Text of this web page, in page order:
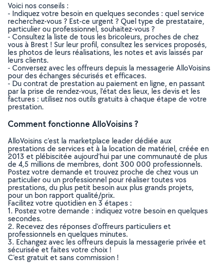
Voici nos conseils :
- Indiquez votre besoin en quelques secondes : quel service
recherchez-vous ? Est-ce urgent ? Quel type de prestataire,
particulier ou professionnel, souhaitez-vous ?
- Consultez la liste de tous les bricoleurs, proches de chez
vous à Brest ! Sur leur profil, consultez les services proposés,
les photos de leurs réalisations, les notes et avis laissés par
leurs clients.
- Conversez avec les offreurs depuis la messagerie AlloVoisins
pour des échanges sécurisés et efficaces.
- Du contrat de prestation au paiement en ligne, en passant
par la prise de rendez-vous, l’état des lieux, les devis et les
factures : utilisez nos outils gratuits à chaque étape de votre
prestation.
Comment fonctionne AlloVoisins ?
AlloVoisins c’est la marketplace leader dédiée aux
prestations de services et à la location de matériel, créée en
2013 et plébiscitée aujourd’hui par une communauté de plus
de 4,5 millions de membres, dont 300 000 professionnels.
Postez votre demande et trouvez proche de chez vous un
particulier ou un professionnel pour réaliser toutes vos
prestations, du plus petit besoin aux plus grands projets,
pour un bon rapport qualité/prix.
Facilitez votre quotidien en 3 étapes :
1. Postez votre demande : indiquez votre besoin en quelques
secondes.
2. Recevez des réponses d’offreurs particuliers et
professionnels en quelques minutes.
3. Echangez avec les offreurs depuis la messagerie privée et
sécurisée et faites votre choix !
C’est gratuit et sans commission !